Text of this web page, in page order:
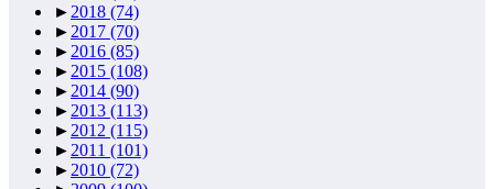
► 2018 (74)
► 2017 (70)
► 2016 (85)
► 2015 (108)
► 2014 (90)
► 2013 (113)
► 2012 (115)
► 2011 (101)
► 2010 (72)